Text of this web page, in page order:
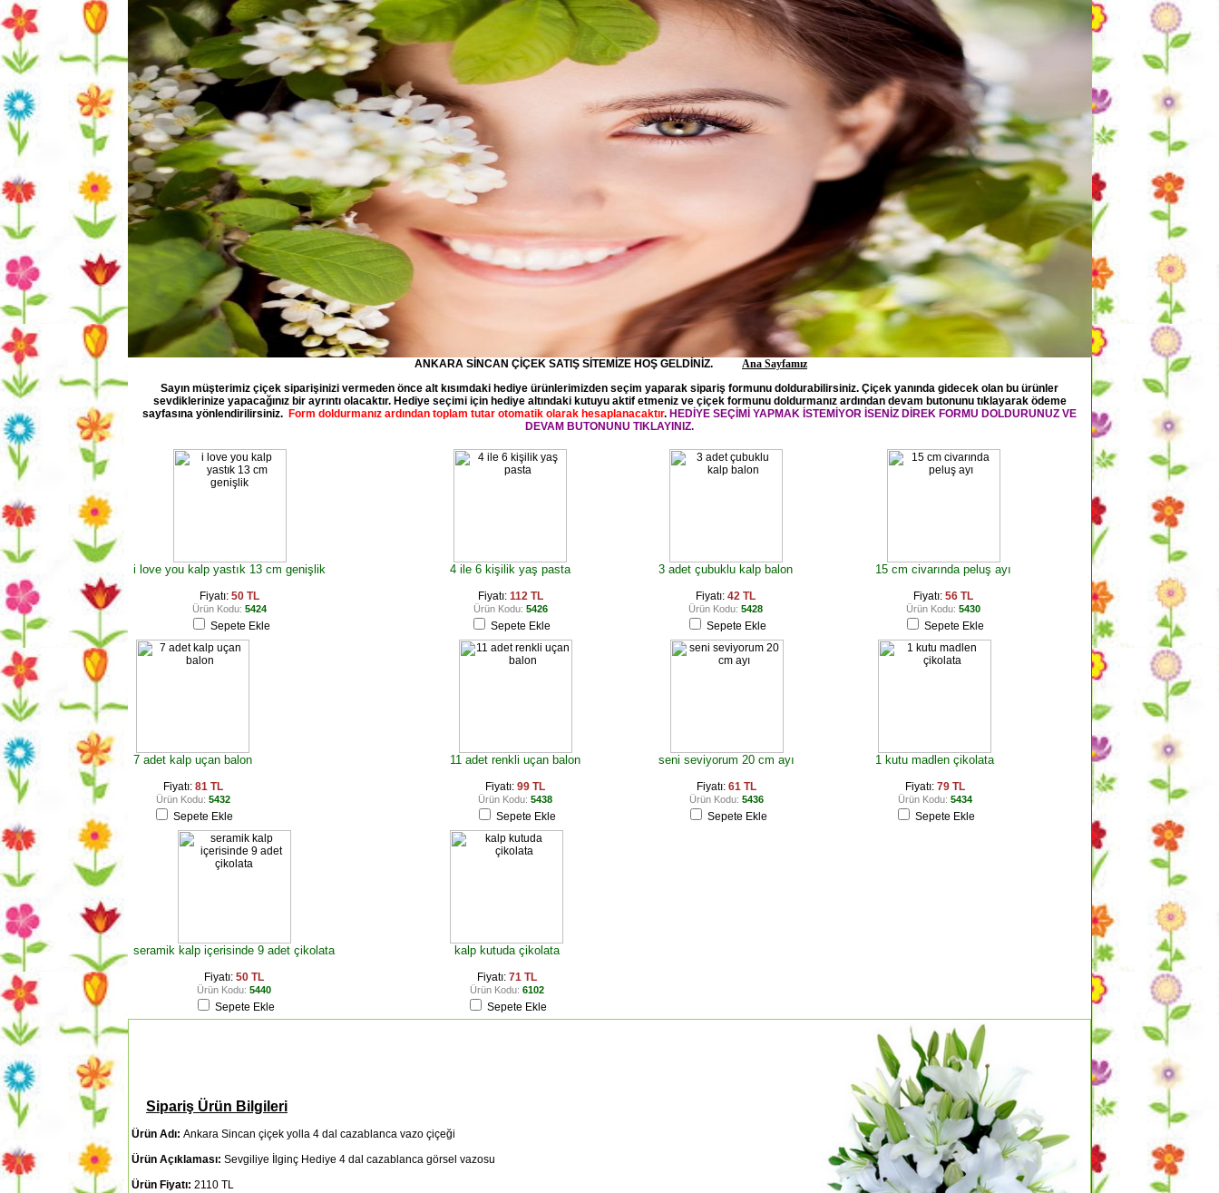
ANKARA SİNCAN ÇİÇEK SATIŞ SİTEMİZE HOŞ GELDİNİZ.
Ana Sayfamız
Sayın müşterimiz çiçek siparişinizi vermeden önce alt kısımdaki hediye ürünlerimizden seçim yaparak sipariş formunu doldurabilirsiniz. Çiçek yanında gidecek olan bu ürünler
sevdiklerinize yapacağınız bir ayrıntı olacaktır. Hediye seçimi için hediye altındaki kutuyu aktif etmeniz ve çiçek formunu doldurmanız ardından devam butonunu tıklayarak ödeme
sayfasına yönlendirilirsiniz. Form doldurmanız ardından toplam tutar otomatik olarak hesaplanacaktır. HEDİYE SEÇİMİ YAPMAK İSTEMİYOR İSENİZ DİREK FORMU DOLDURUNUZ VE
DEVAM BUTONUNU TIKLAYINIZ.
i love you kalp yastık 13 cm genişlik
Fiyatı: 50 TL
Ürün Kodu: 5424
Sepete Ekle
4 ile 6 kişilik yaş pasta
Fiyatı: 112 TL
Ürün Kodu: 5426
Sepete Ekle
3 adet çubuklu kalp balon
Fiyatı: 42 TL
Ürün Kodu: 5428
Sepete Ekle
15 cm civarında peluş ayı
Fiyatı: 56 TL
Ürün Kodu: 5430
Sepete Ekle
7 adet kalp uçan balon
Fiyatı: 81 TL
Ürün Kodu: 5432
Sepete Ekle
11 adet renkli uçan balon
Fiyatı: 99 TL
Ürün Kodu: 5438
Sepete Ekle
seni seviyorum 20 cm ayı
Fiyatı: 61 TL
Ürün Kodu: 5436
Sepete Ekle
1 kutu madlen çikolata
Fiyatı: 79 TL
Ürün Kodu: 5434
Sepete Ekle
seramik kalp içerisinde 9 adet çikolata
Fiyatı: 50 TL
Ürün Kodu: 5440
Sepete Ekle
kalp kutuda çikolata
Fiyatı: 71 TL
Ürün Kodu: 6102
Sepete Ekle
Sipariş Ürün Bilgileri
Ürün Adı: Ankara Sincan çiçek yolla 4 dal cazablanca vazo çiçeği
Ürün Açıklaması: Sevgiliye İlginç Hediye 4 dal cazablanca görsel vazosu
Ürün Fiyatı: 2110 TL